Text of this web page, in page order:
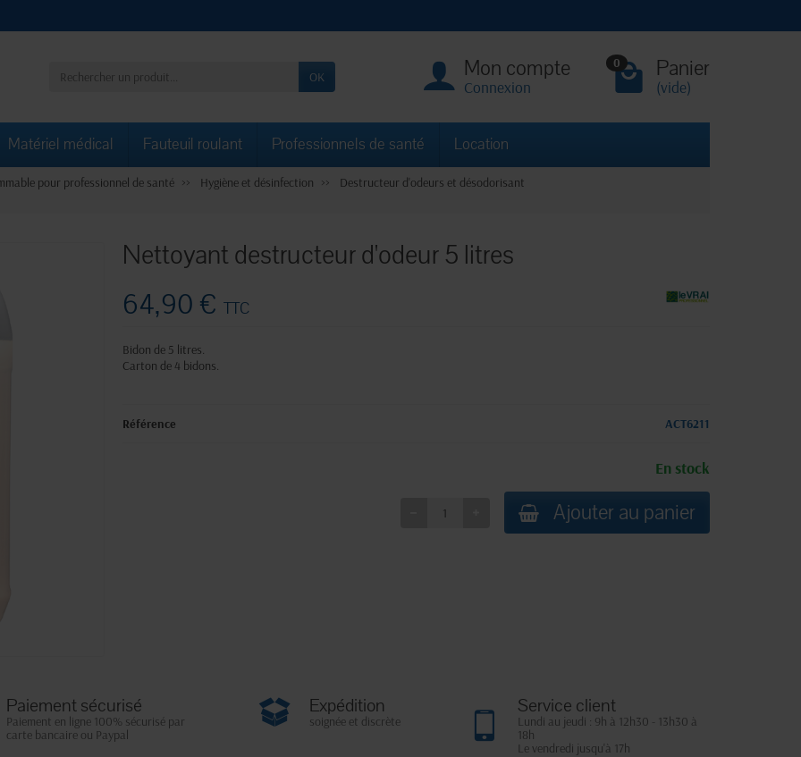
OK Mon compte
Connexion
0 Panier
(vide)
Matériel médical Fauteuil roulant Professionnels de santé Location
pour professionnel de santé Hygiène et désinfection
Destructeur d'odeurs et désodorisant
Nettoyant destructeur d'odeur 5 litres
64,90 €TTC
Bidon de 5 litres.
Carton de 4 bidons.
Référence ACT6211
En stock
Ajouter au panier
Paiement sécurisé
Paiement en ligne 100% sécurisé par
carte bancaire ou Paypal
Expédition
soignée et discrète
Service client
Lundi au jeudi : 9h à 12h30 - 13h30 à
18h
Le vendredi jusqu'à 17h